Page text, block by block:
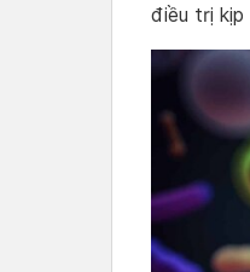
điều trị kịp